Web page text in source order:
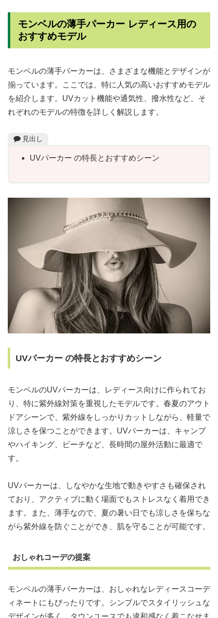
モンベルの薄手パーカー レディース用の
おすすめモデル
モンベルの薄手パーカーは、さまざまな機能とデザインが
揃っています。ここでは、特に人気の高いおすすめモデル
を紹介します。UVカット機能や通気性、撥水性など、そ
れぞれのモデルの特徴を詳しく解説します。
見出し
UVパーカー の特長とおすすめシーン
UVパーカー の特長とおすすめシーン
モンベルのUVパーカーは、レディース向けに作られてお
り、特に紫外線対策を重視したモデルです。春夏のアウト
ドアシーンで、紫外線をしっかりカットしながら、軽量で
涼しさを保つことができます。UVパーカーは、キャンプ
やハイキング、ビーチなど、長時間の屋外活動に最適で
す。
UVパーカーは、しなやかな生地で動きやすさも確保され
ており、アクティブに動く場面でもストレスなく着用でき
ます。また、薄手なので、夏の暑い日でも涼しさを保ちな
がら紫外線を防ぐことができ、肌を守ることが可能です。
おしゃれコーデの提案
モンベルの薄手パーカーは、おしゃれなレディースコーデ
ィネートにもぴったりです。シンプルでスタイリッシュな